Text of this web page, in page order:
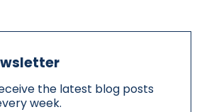
the latest blog posts
week.